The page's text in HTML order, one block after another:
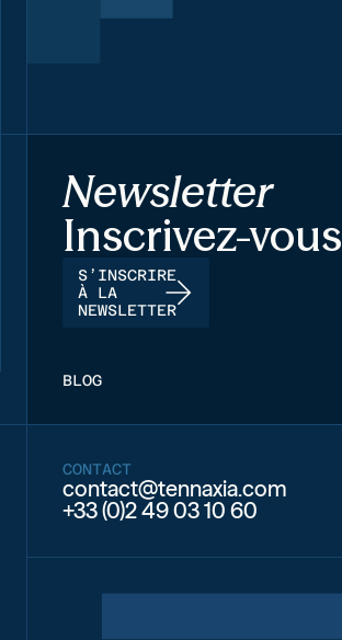
Newsletter
Inscrivez-vous
S’INSCRIRE
À LA
NEWSLETTER
BLOG
CONTACT
contact@tennaxia.com
+33 (0)2 49 03 10 60